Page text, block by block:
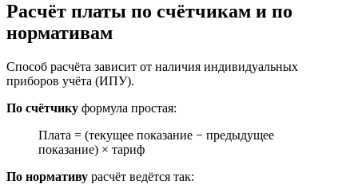
Расчёт платы по счётчикам и по
нормативам
Способ расчёта зависит от наличия индивидуальных
приборов учёта (ИПУ).
По счётчику формула простая:
Плата = (текущее показание − предыдущее
показание) × тариф
По нормативу расчёт ведётся так: